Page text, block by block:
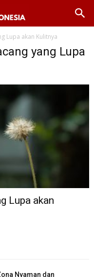
Lupa akan Kulitnya
yang Lupa
Lupa akan
Nyaman dan